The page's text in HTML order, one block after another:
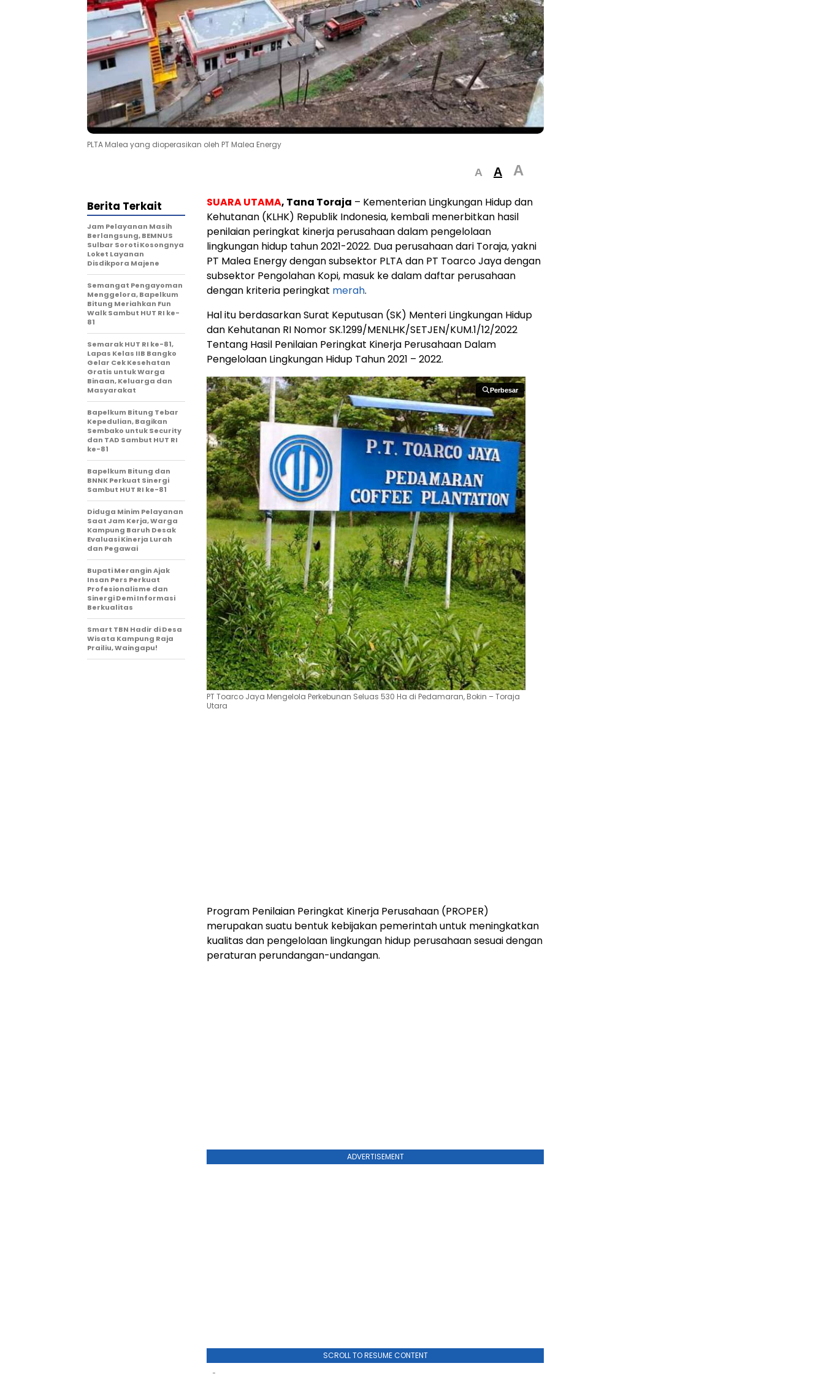
PLTA Malea yang dioperasikan oleh PT Malea Energy
A A A
SUARA UTAMA, Tana Toraja – Kementerian Lingkungan Hidup dan
Kehutanan (KLHK) Republik Indonesia, kembali menerbitkan hasil
penilaian peringkat kinerja perusahaan dalam pengelolaan
lingkungan hidup tahun 2021-2022. Dua perusahaan dari Toraja, yakni
PT Malea Energy dengan subsektor PLTA dan PT Toarco Jaya dengan
subsektor Pengolahan Kopi, masuk ke dalam daftar perusahaan
dengan kriteria peringkat merah.
Hal itu berdasarkan Surat Keputusan (SK) Menteri Lingkungan Hidup
dan Kehutanan RI Nomor SK.1299/MENLHK/SETJEN/KUM.1/12/2022
Tentang Hasil Penilaian Peringkat Kinerja Perusahaan Dalam
Pengelolaan Lingkungan Hidup Tahun 2021 – 2022.
Perbesar
Perbesar
PT Toarco Jaya Mengelola Perkebunan Seluas 530 Ha di Pedamaran, Bokin – Toraja
Utara
Program Penilaian Peringkat Kinerja Perusahaan (PROPER)
merupakan suatu bentuk kebijakan pemerintah untuk meningkatkan
kualitas dan pengelolaan lingkungan hidup perusahaan sesuai dengan
peraturan perundangan-undangan.
ADVERTISEMENT
SCROLL TO RESUME CONTENT
Berita Terkait
Jam Pelayanan Masih
Berlangsung, BEMNUS
Sulbar Soroti Kosongnya
Loket Layanan
Disdikpora Majene
Semangat Pengayoman
Menggelora, Bapelkum
Bitung Meriahkan Fun
Walk Sambut HUT RI ke-
81
Semarak HUT RI ke-81,
Lapas Kelas IIB Bangko
Gelar Cek Kesehatan
Gratis untuk Warga
Binaan, Keluarga dan
Masyarakat
Bapelkum Bitung Tebar
Kepedulian, Bagikan
Sembako untuk Security
dan TAD Sambut HUT RI
ke-81
Bapelkum Bitung dan
BNNK Perkuat Sinergi
Sambut HUT RI ke-81
Diduga Minim Pelayanan
Saat Jam Kerja, Warga
Kampung Baruh Desak
Evaluasi Kinerja Lurah
dan Pegawai
Bupati Merangin Ajak
Insan Pers Perkuat
Profesionalisme dan
Sinergi Demi Informasi
Berkualitas
Smart TBN Hadir di Desa
Wisata Kampung Raja
Prailiu, Waingapu!